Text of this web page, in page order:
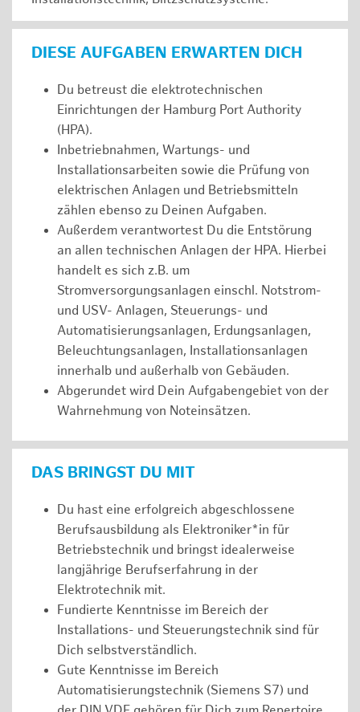
DIESE AUFGABEN ERWARTEN DICH
Du betreust die elektrotechnischen
Einrichtungen der Hamburg Port Authority
(HPA).
Inbetriebnahmen, Wartungs- und
Installationsarbeiten sowie die Prüfung von
elektrischen Anlagen und Betriebsmitteln
zählen ebenso zu Deinen Aufgaben.
Außerdem verantwortest Du die Entstörung
an allen technischen Anlagen der HPA. Hierbei
handelt es sich z.B. um
Stromversorgungsanlagen einschl. Notstrom-
und USV- Anlagen, Steuerungs- und
Automatisierungsanlagen, Erdungsanlagen,
Beleuchtungsanlagen, Installationsanlagen
innerhalb und außerhalb von Gebäuden.
Abgerundet wird Dein Aufgabengebiet von der
Wahrnehmung von Noteinsätzen.
DAS BRINGST DU MIT
Du hast eine erfolgreich abgeschlossene
Berufsausbildung als Elektroniker*in für
Betriebstechnik und bringst idealerweise
langjährige Berufserfahrung in der
Elektrotechnik mit.
Fundierte Kenntnisse im Bereich der
Installations- und Steuerungstechnik sind für
Dich selbstverständlich.
Gute Kenntnisse im Bereich
Automatisierungstechnik (Siemens S7) und